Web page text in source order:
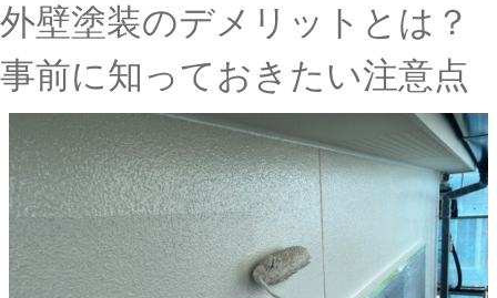
外壁塗装のデメリットとは？
事前に知っておきたい注意点